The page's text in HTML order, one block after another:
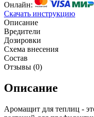
Онлайн:
Скачать инструкцию
Описание
Вредители
Дозировки
Схема внесения
Состав
Отзывы (0)
Описание
Аромащит для теплиц -